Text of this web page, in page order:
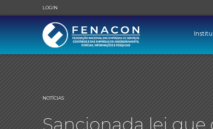
LOGIN
NOTÍCIAS
Sancionada lei